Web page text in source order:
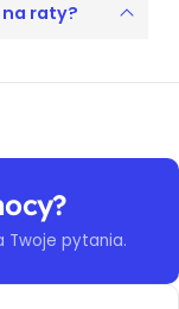
raty?
Twoje pytania.